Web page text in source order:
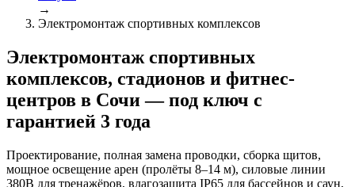
→
Электромонтаж спортивных комплексов
Электромонтаж спортивных
комплексов, стадионов и фитнес-
центров в Сочи — под ключ с
гарантией 3 года
Проектирование, полная замена проводки, сборка щитов,
мощное освещение арен (пролёты 8–14 м), силовые линии
380В для тренажёров, влагозащита IP65 для бассейнов и саун,